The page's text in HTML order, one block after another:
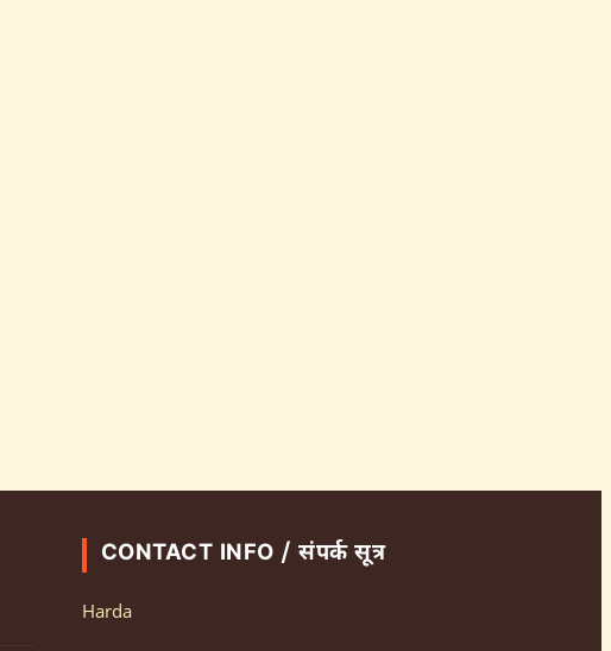
CONTACT INFO / संपर्क सूत्र
Harda